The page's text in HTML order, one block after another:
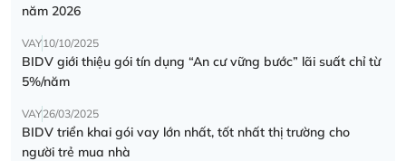
năm 2026
VAY10/10/2025
BIDV giới thiệu gói tín dụng “An cư vững bước” lãi suất chỉ từ
5%/năm
VAY26/03/2025
BIDV triển khai gói vay lớn nhất, tốt nhất thị trường cho
người trẻ mua nhà